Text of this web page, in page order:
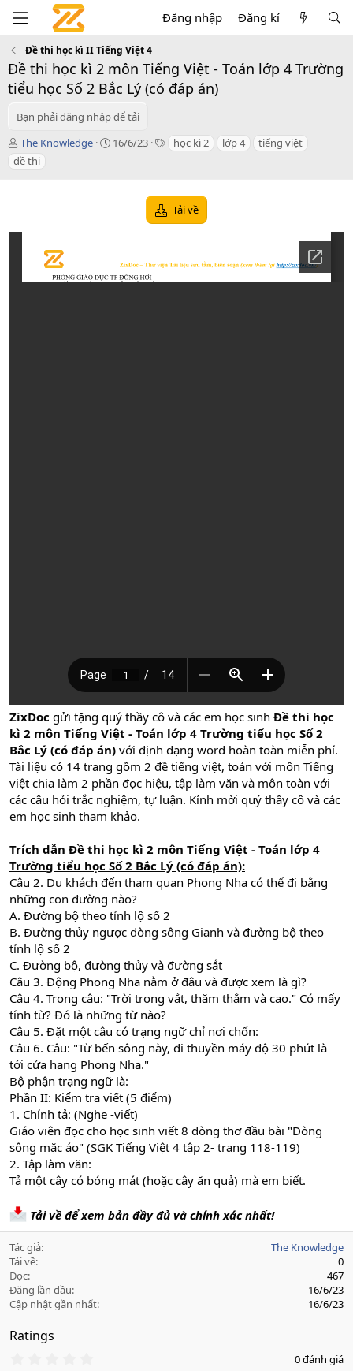
Đăng nhập Đăng kí
Đề thi học kì II Tiếng Việt 4
Đề thi học kì 2 môn Tiếng Việt - Toán lớp 4 Trường
tiểu học Số 2 Bắc Lý (có đáp án)
Bạn phải đăng nhập để tải
T
á
c
The Knowledge
C
t
16/6/23
T học kì 2 lớp 4
tiếng việt
đề thi
Tải về
ZixDoc gửi tặng quý thầy cô và các em học sinh Đề thi học
kì 2 môn Tiếng Việt - Toán lớp 4 Trường tiểu học Số 2
Bắc Lý (có đáp án) với định dạng word hoàn toàn miễn phí.
Tài liệu có 14 trang gồm 2 đề tiếng việt, toán với môn Tiếng
việt chia làm 2 phần đọc hiệu, tập làm văn và môn toàn với
các câu hỏi trắc nghiệm, tự luận. Kính mời quý thầy cô và các
em học sinh tham khảo.
Trích dẫn Đề thi học kì 2 môn Tiếng Việt - Toán lớp 4
Trường tiểu học Số 2 Bắc Lý (có đáp án):
Câu 2. Du khách đến tham quan Phong Nha có thể đi bằng
những con đường nào?
A. Đường bộ theo tỉnh lộ số 2
B. Đường thủy ngược dòng sông Gianh và đường bộ theo
tỉnh lộ số 2
C. Đường bộ, đường thủy và đường sắt
Câu 3. Động Phong Nha nằm ở đâu và được xem là gì?
Câu 4. Trong câu: "Trời trong vắt, thăm thẳm và cao." Có mấy
tính từ? Đó là những từ nào?
Câu 5. Đặt một câu có trạng ngữ chỉ nơi chốn:
Câu 6. Câu: "Từ bến sông này, đi thuyền máy độ 30 phút là
tới cửa hang Phong Nha."
Bộ phận trạng ngữ là:
Phần II: Kiểm tra viết (5 điểm)
1. Chính tả: (Nghe -viết)
Giáo viên đọc cho học sinh viết 8 dòng thơ đầu bài "Dòng
sông mặc áo" (SGK Tiếng Việt 4 tập 2- trang 118-119)
2. Tập làm văn:
Tả một cây có bóng mát (hoặc cây ăn quả) mà em biết.
Tải về để xem bản đầy đủ và chính xác nhất!
Tác giả
The Knowledge
Tải về
0
Đọc
467
Đăng lần đầu
16/6/23
Cập nhật gần nhất
16/6/23
Ratings
0 đánh giá